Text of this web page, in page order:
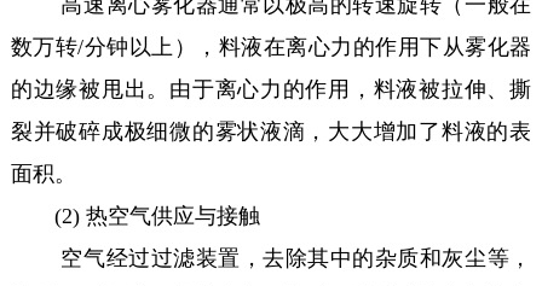
数万转/分钟以上），料液在离心力的作用下从雾化器
的边缘被甩出。由于离心力的作用，料液被拉伸、撕
裂并破碎成极细微的雾状液滴，大大增加了料液的表
面积。
(2) 热空气供应与接触
空气经过过滤装置，去除其中的杂质和灰尘等，